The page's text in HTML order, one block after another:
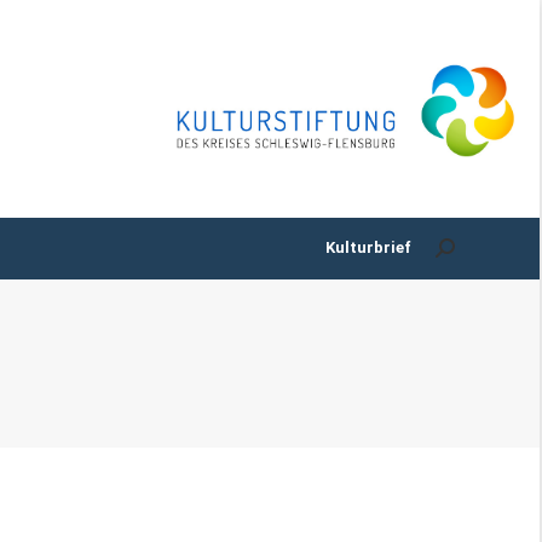
Kulturbrief Search: